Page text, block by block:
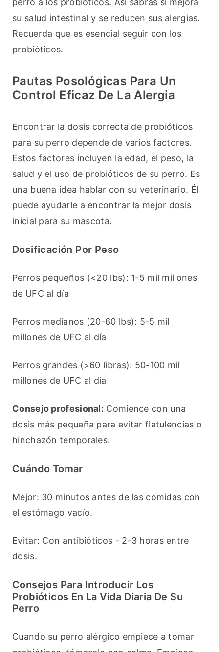
perro a los probióticos. Así sabrás si mejora
su salud intestinal y se reducen sus alergias.
Recuerda que es esencial seguir con los
probióticos.
Pautas Posológicas Para Un
Control Eficaz De La Alergia
Encontrar la dosis correcta de probióticos
para su perro depende de varios factores.
Estos factores incluyen la edad, el peso, la
salud y el uso de probióticos de su perro. Es
una buena idea hablar con su veterinario. Él
puede ayudarle a encontrar la mejor dosis
inicial para su mascota.
Dosificación Por Peso
Perros pequeños (<20 lbs): 1-5 mil millones
de UFC al día
Perros medianos (20-60 lbs): 5-5 mil
millones de UFC al día
Perros grandes (>60 libras): 50-100 mil
millones de UFC al día
Consejo profesional: Comience con una
dosis más pequeña para evitar flatulencias o
hinchazón temporales.
Cuándo Tomar
Mejor: 30 minutos antes de las comidas con
el estómago vacío.
Evitar: Con antibióticos - 2-3 horas entre
dosis.
Consejos Para Introducir Los
Probióticos En La Vida Diaria De Su
Perro
Cuando su perro alérgico empiece a tomar